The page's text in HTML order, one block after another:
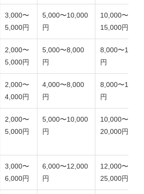
3,000〜
5,000円
5,000〜10,000
円
10,000〜
15,000円
2,000〜
5,000円
5,000〜8,000
円
8,000〜
円
2,000〜
4,000円
4,000〜8,000
円
8,000〜
円
2,000〜
5,000円
5,000〜10,000
円
10,000〜
20,000円
3,000〜
6,000円
6,000〜12,000
円
12,000〜
25,000円